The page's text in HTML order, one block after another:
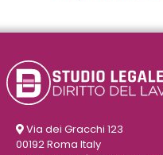
Via dei Gracchi 123
00192 Roma Italy